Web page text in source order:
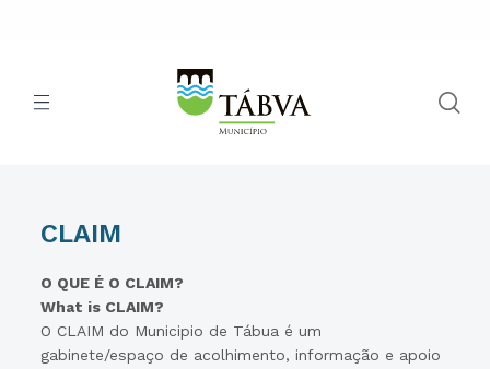
CLAIM
O QUE É O CLAIM?
What is CLAIM?
O CLAIM do Municipio de Tábua é um
gabinete/espaço de acolhimento, informação e apoio